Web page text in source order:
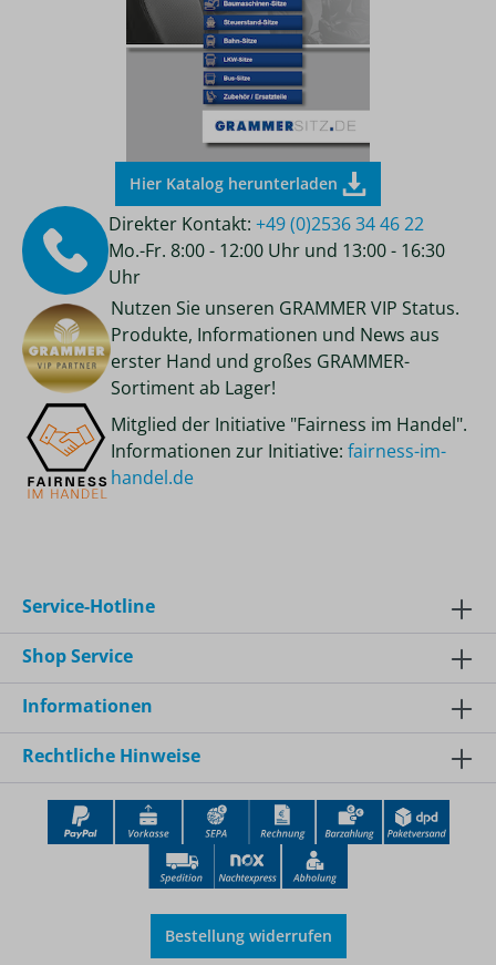
Hier Katalog herunterladen
Direkter Kontakt:+49 (0)2536 34 46 22
Mo.-Fr. 8:00 - 12:00 Uhr und 13:00 - 16:30
Uhr
Nutzen Sie unseren GRAMMER VIP Status.
Produkte, Informationen und News aus
erster Hand und großes GRAMMER-
Sortiment ab Lager!
Mitglied der Initiative "Fairness im Handel".
Informationen zur Initiative: fairness-im-
handel.de
Service-Hotline
Shop Service
Informationen
Rechtliche Hinweise
Bestellung widerrufen